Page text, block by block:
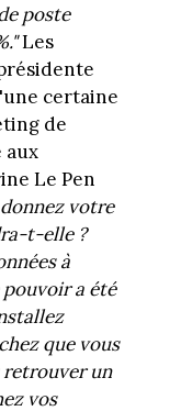
poste
Les
certaine
de
aux
Le Pen
votre
t-elle ?
à
a été
que vous
retrouver un
vos